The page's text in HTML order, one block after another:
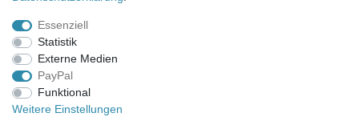
KUNDENSERVICE
Telefon: (05241) 403 22 38
E-Mail: info@stoffamstueck.de
Alle Preise inklusive gesetzlicher Mehrwertsteuer und
Essenziell
Statistik
Externe Medien
PayPal
Funktional
Weitere Einstellungen